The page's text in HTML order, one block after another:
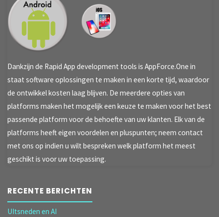
Dankzijn de Rapid App development tools is AppForce.One in
staat software oplossingen te maken in een korte tijd, waardoor
de ontwikkel kosten laag blijven. De meerdere opties van
platforms maken het mogelijk een keuze te maken voor het best
passende platform voor de behoefte van uw klanten. Elk van de
platforms heeft eigen voordelen en pluspunten; neem contact
met ons op indien u wilt bespreken welk platform het meest
geschikt is voor uw toepassing.
RECENTE BERICHTEN
UItsneden en AI